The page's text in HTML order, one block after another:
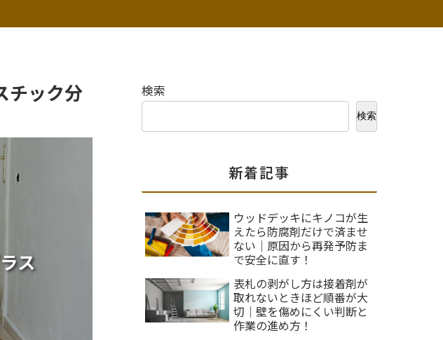
チック分
ス
検索
検索
新着記事
ウッドデッキにキノコが生
えたら防腐剤だけで済ませ
ない｜原因から再発予防ま
で安全に直す！
表札の剥がし方は接着剤が
取れないときほど順番が大
切｜壁を傷めにくい判断と
作業の進め方！